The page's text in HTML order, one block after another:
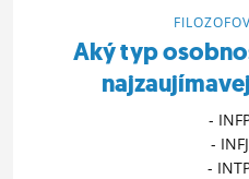
Aký typ
-
- INFJ
-